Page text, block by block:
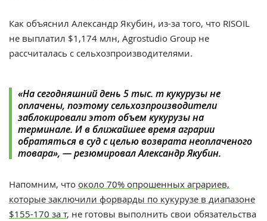
Как объяснил Александр Якубин, из-за того, что RISOIL
не выплатил $1,174 млн, Agrostudio Group не
рассчиталась с сельхозпроизводителями.
«На сегодняшний день 5 тыс. т кукурузы не
оплачены, поэтому сельхозпроизводители
заблокировали этот объем кукурузы на
терминале. И в ближайшее время аграрии
обратяться в суд с целью возврата неоплаченого
товара», — резюмировал Александр Якубин.
Напомним, что около 70% опрошенных аграриев,
которые заключили форварды по кукурузе в диапазоне
$155-170 за т, не готовы выполнить свои обязательства